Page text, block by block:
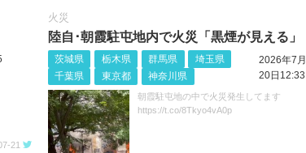
21
火災
陸自･朝霞駐屯地内で火災「黒煙が見える」
茨城県 栃木県 群馬県
埼玉県
千葉県
東京都 神奈川県
2026年7月
20日12:33
朝霞駐屯地の中で火災発生してます
https://t.co/8Tkyo4vA0p